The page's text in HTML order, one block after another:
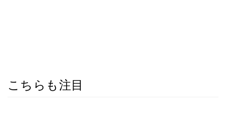
こちらも注目